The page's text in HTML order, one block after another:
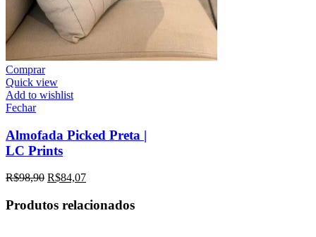
Comprar
Quick view
Add to wishlist
Fechar
Almofada Picked Preta |
LC Prints
R$98,90 R$84,07
Produtos relacionados